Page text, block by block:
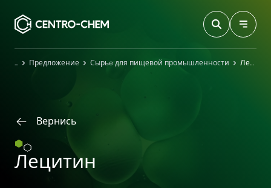
ГлавнаяПредложение Сырьe для пищевой промышленности Лецитин
Вернись
Лецитин